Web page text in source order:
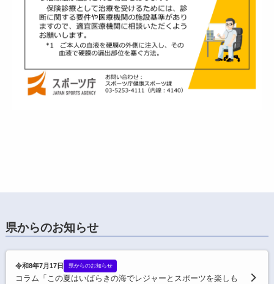
県からのお知らせ
令和8年7月17日 県からのお知らせ
コラム「この夏はいばらきの海でレジャーとスポーツを楽しも